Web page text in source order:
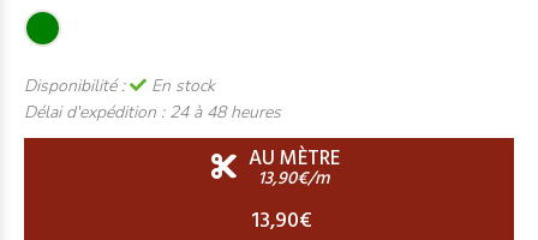
Disponibilité :
En stock
Délai d'expédition : 24 à 48 heures
AU MÈTRE
13,90€/m
13,90€